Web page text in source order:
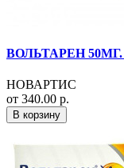
ВОЛЬТАРЕН
НОВАРТИС
от 340.00 р.
В корзину